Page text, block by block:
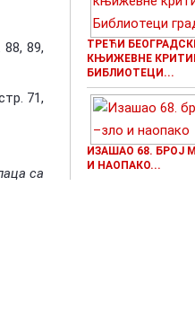
89,
71,
са
ТРЕЋИ
КЊИЖЕВНЕ
БИБЛИОТЕЦИ...
ИЗАШАО 68. БРОЈ
И НАОПАКО...